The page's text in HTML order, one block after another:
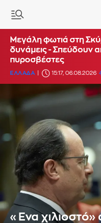
Μεγάλη φωτιά στη
δυνάμεις - Σπεύδουν
πυροσβέστες
ΕΛΛΑΔΑ 15:17, 06.08.2026
«Ενα